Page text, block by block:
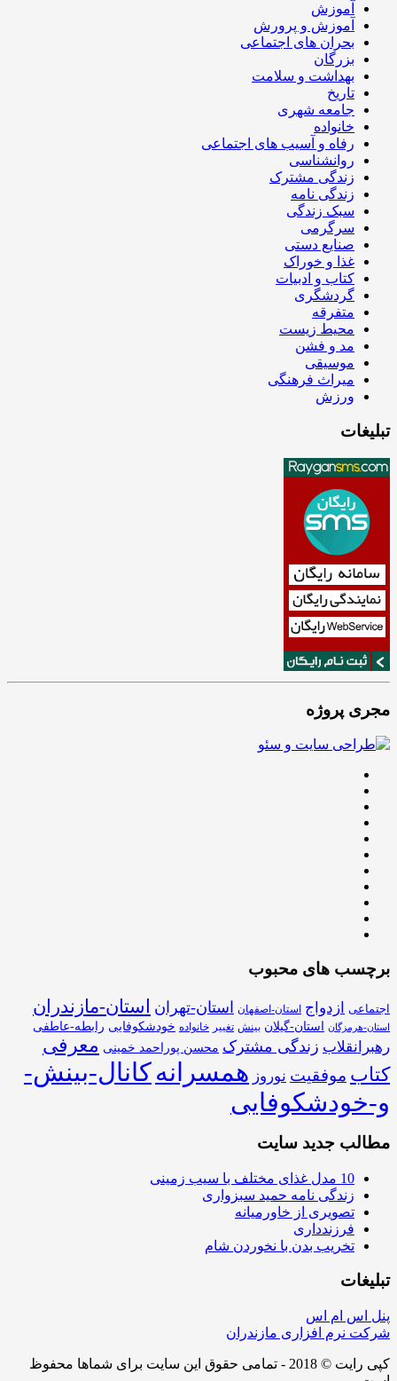
آموزش
آموزش و پرورش
بحران های اجتماعی
بزرگان
بهداشت و سلامت
تاریخ
جامعه شهری
خانواده
رفاه و آسیب های اجتماعی
روانشناسی
زندگی مشترک
زندگی نامه
سبک زندگی
سرگرمی
صنایع دستی
غذا و خوراک
کتاب و ادبیات
گردشگری
متفرقه
محیط زیست
مد و فشن
موسیقی
میراث فرهنگی
ورزش
تبلیغات
مجری پروژه
برچسب های محبوب
اجتماعی ازدواج استان-اصفهان استان-تهران استان-مازندران
استان-هرمزگان استان-گیلان بینش تغییر خانواده خودشکوفایی رابطه-عاطفی
رهبرانقلاب زندگی مشترک محسن پوراحمد خمینی معرفی
کتاب موفقیت نوروز همسرانهکانال-بینش-
و-خودشکوفایی
مطالب جدید سایت
10 مدل غذای مختلف با سیب زمینی
زندگی نامه حمید سبزواری
تصویری از خاورمیانه
فرزندداری
تخریب بدن با نخوردن شام
تبلیغات
پنل اس ام اس
شرکت نرم افزاری مازندران
کپی رایت © 2018 - تمامی حقوق این سایت برای شماها محفوظ